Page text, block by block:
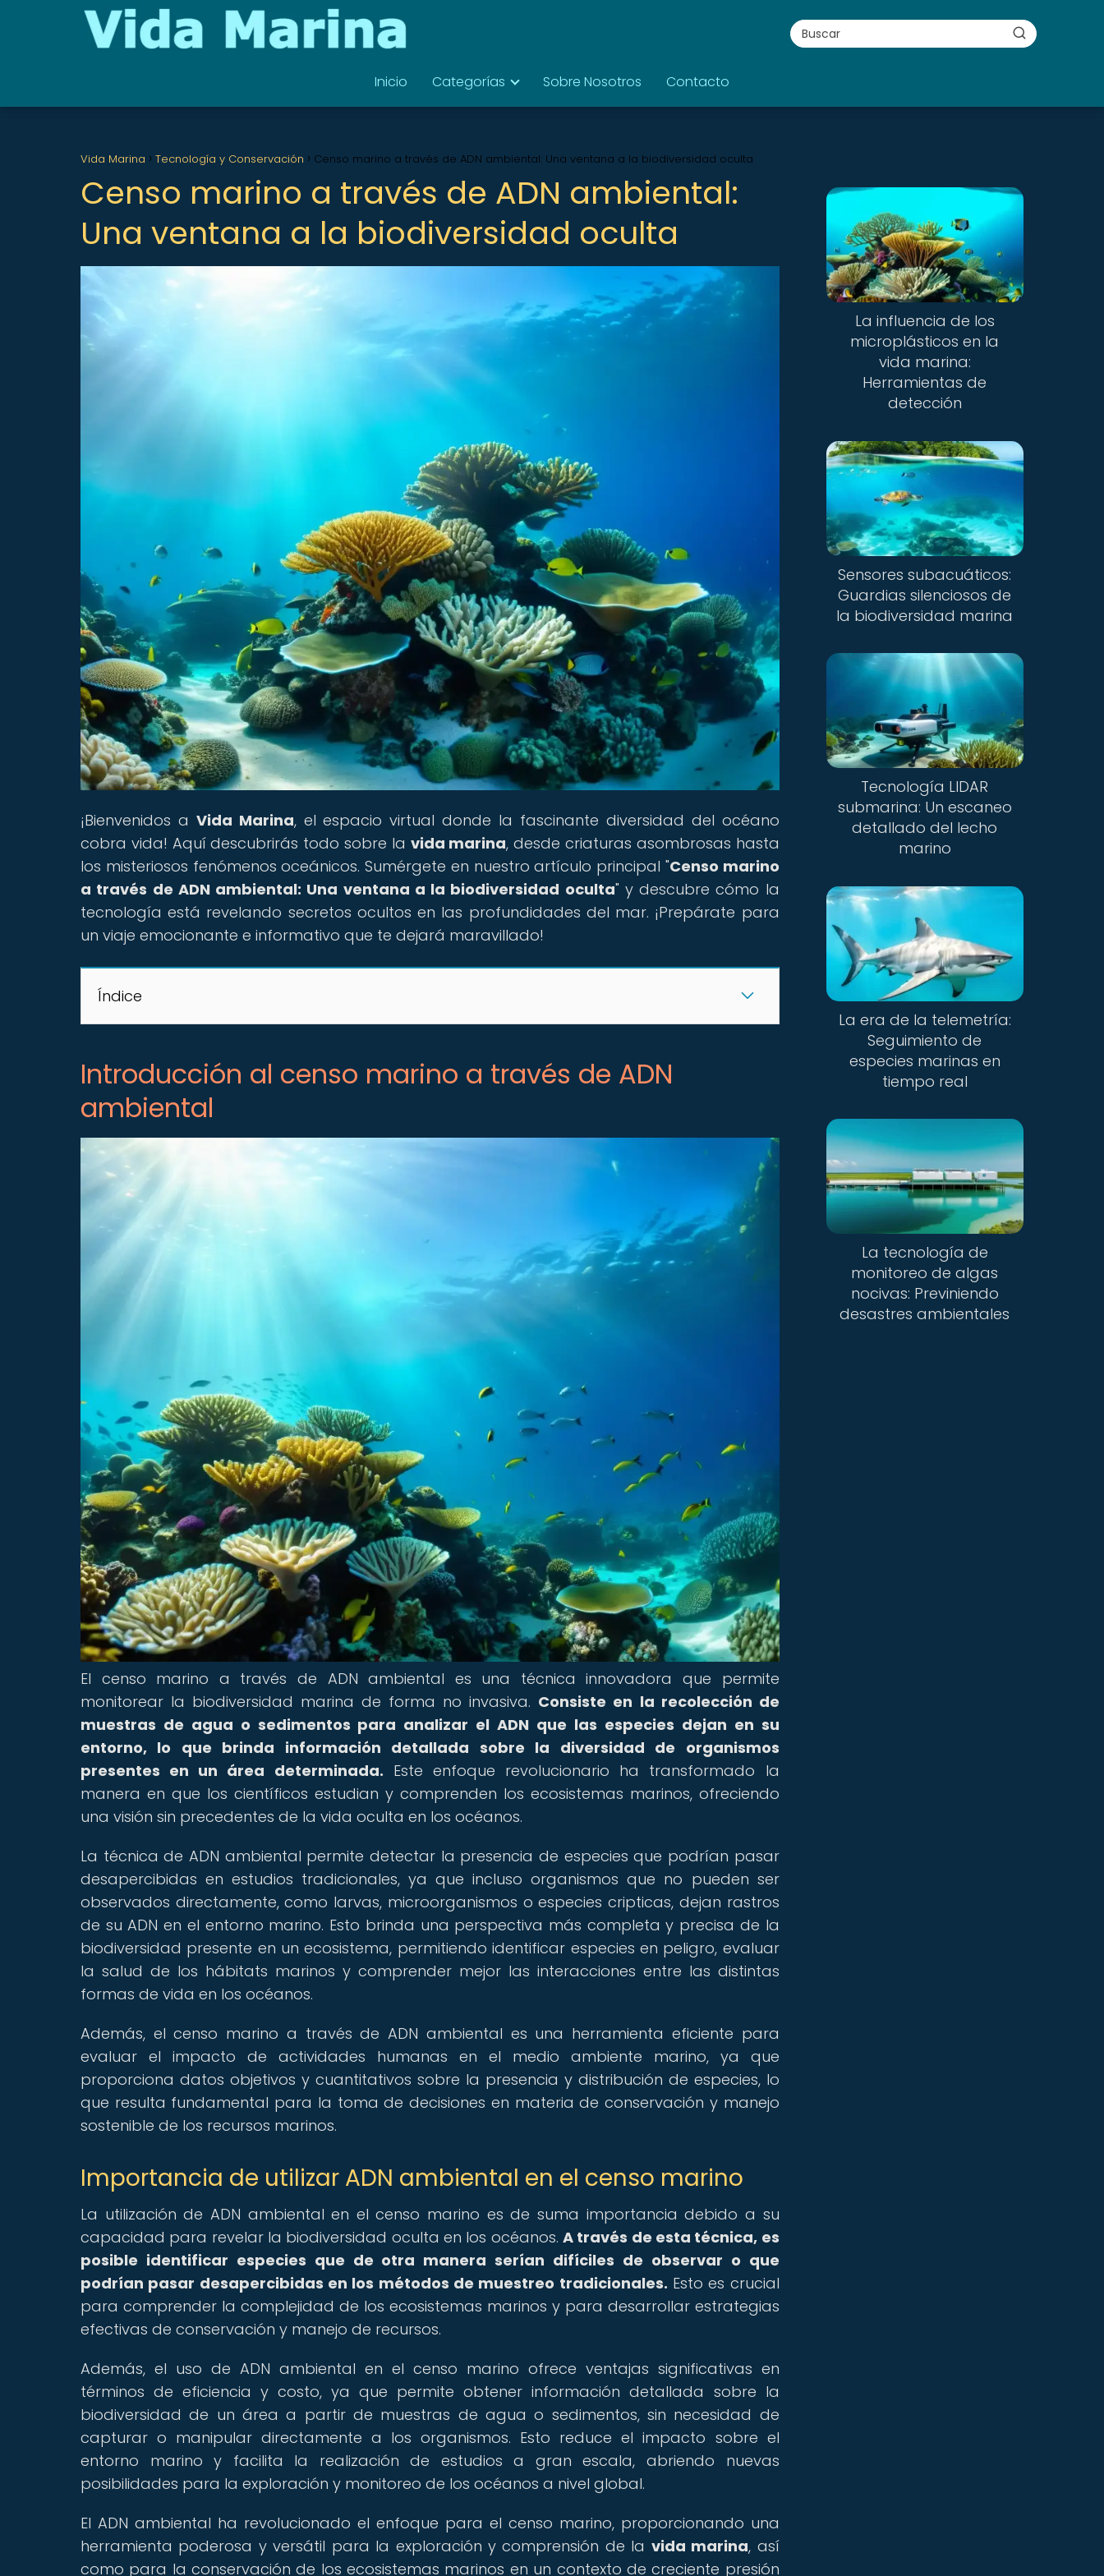
Inicio Categorías Sobre Nosotros Contacto
Vida Marina Tecnología y Conservación Censo marino a través de ADN ambiental: Una ventana a la biodiversidad oculta
Censo marino a través de ADN ambiental:
Una ventana a la biodiversidad oculta
¡Bienvenidos a Vida Marina, el espacio virtual donde la fascinante diversidad del océano
cobra vida! Aquí descubrirás todo sobre la vida marina, desde criaturas asombrosas hasta
los misteriosos fenómenos oceánicos. Sumérgete en nuestro artículo principal "Censo marino
a través de ADN ambiental: Una ventana a la biodiversidad oculta" y descubre cómo la
tecnología está revelando secretos ocultos en las profundidades del mar. ¡Prepárate para
un viaje emocionante e informativo que te dejará maravillado!
Índice
Introducción al censo marino a través de ADN
ambiental
El censo marino a través de ADN ambiental es una técnica innovadora que permite
monitorear la biodiversidad marina de forma no invasiva. Consiste en la recolección de
muestras de agua o sedimentos para analizar el ADN que las especies dejan en su
entorno, lo que brinda información detallada sobre la diversidad de organismos
presentes en un área determinada. Este enfoque revolucionario ha transformado la
manera en que los científicos estudian y comprenden los ecosistemas marinos, ofreciendo
una visión sin precedentes de la vida oculta en los océanos.
La técnica de ADN ambiental permite detectar la presencia de especies que podrían pasar
desapercibidas en estudios tradicionales, ya que incluso organismos que no pueden ser
observados directamente, como larvas, microorganismos o especies cripticas, dejan rastros
de su ADN en el entorno marino. Esto brinda una perspectiva más completa y precisa de la
biodiversidad presente en un ecosistema, permitiendo identificar especies en peligro, evaluar
la salud de los hábitats marinos y comprender mejor las interacciones entre las distintas
formas de vida en los océanos.
Además, el censo marino a través de ADN ambiental es una herramienta eficiente para
evaluar el impacto de actividades humanas en el medio ambiente marino, ya que
proporciona datos objetivos y cuantitativos sobre la presencia y distribución de especies, lo
que resulta fundamental para la toma de decisiones en materia de conservación y manejo
sostenible de los recursos marinos.
Importancia de utilizar ADN ambiental en el censo marino
La utilización de ADN ambiental en el censo marino es de suma importancia debido a su
capacidad para revelar la biodiversidad oculta en los océanos. A través de esta técnica, es
posible identificar especies que de otra manera serían difíciles de observar o que
podrían pasar desapercibidas en los métodos de muestreo tradicionales. Esto es crucial
para comprender la complejidad de los ecosistemas marinos y para desarrollar estrategias
efectivas de conservación y manejo de recursos.
Además, el uso de ADN ambiental en el censo marino ofrece ventajas significativas en
términos de eficiencia y costo, ya que permite obtener información detallada sobre la
biodiversidad de un área a partir de muestras de agua o sedimentos, sin necesidad de
capturar o manipular directamente a los organismos. Esto reduce el impacto sobre el
entorno marino y facilita la realización de estudios a gran escala, abriendo nuevas
posibilidades para la exploración y monitoreo de los océanos a nivel global.
El ADN ambiental ha revolucionado el enfoque para el censo marino, proporcionando una
herramienta poderosa y versátil para la exploración y comprensión de la vida marina, así
como para la conservación de los ecosistemas marinos en un contexto de creciente presión
La influencia de los
microplásticos en la
vida marina:
Herramientas de
detección
Sensores subacuáticos:
Guardias silenciosos de
la biodiversidad marina
Tecnología LIDAR
submarina: Un escaneo
detallado del lecho
marino
La era de la telemetría:
Seguimiento de
especies marinas en
tiempo real
La tecnología de
monitoreo de algas
nocivas: Previniendo
desastres ambientales